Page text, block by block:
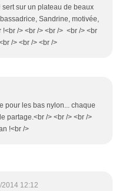
sert sur un plateau de beaux
Sandrine, motivée,
/> <br /> <br /> <br /> <br
/> <br /> <br />
pour les bas nylon... chaque
partage.<br /> <br /> <br />
!<br />
2014 12:12